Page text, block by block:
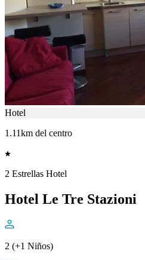
Hotel
1.11km del centro
2 Estrellas Hotel
Hotel Le Tre Stazioni
2 (+1 Niños)